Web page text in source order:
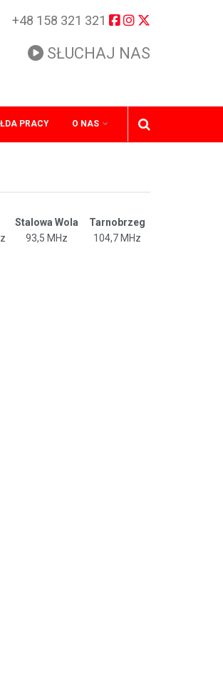
+48 158 321 321
SŁUCHAJ NAS
PRACY O NAS
Stalowa Wola
Tarnobrzeg
93,5 MHz 104,7 MHz